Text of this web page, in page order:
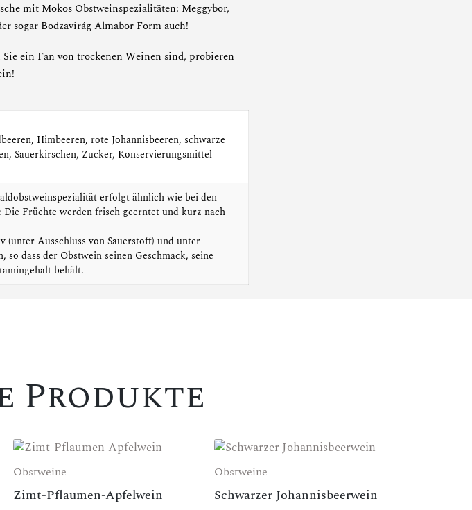
mit Mokos Obstweinspezialitäten: Meggybor,
sogar Bodzavirág Almabor Form auch!
ein Fan von trockenen Weinen sind, probieren
!
Himbeeren, rote Johannisbeeren, schwarze
Sauerkirschen, Zucker, Konservierungsmittel
erfolgt ähnlich wie bei den
Die Früchte werden frisch geerntet und kurz nach
Ausschluss von Sauerstoff) und unter
dass der Obstwein seinen Geschmack, seine
behält.
Produkte
Obstweine
Zimt-Pflaumen-Apfelwein
Obstweine
Schwarzer Johannisbeerwein